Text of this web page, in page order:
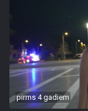
pirms 4 gadiem